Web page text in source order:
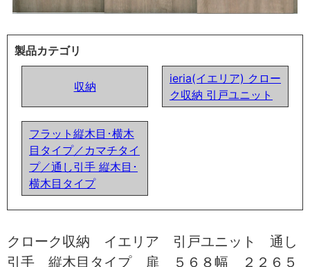
製品カテゴリ
収納
ieria(イエリア) クロー
ク収納 引戸ユニット
フラット縦木目･横木
目タイプ／カマチタイ
プ／通し引手 縦木目･
横木目タイプ
クローク収納 イエリア 引戸ユニット 通し
引手 縦木目タイプ 扉 ５６８幅 ２２６５